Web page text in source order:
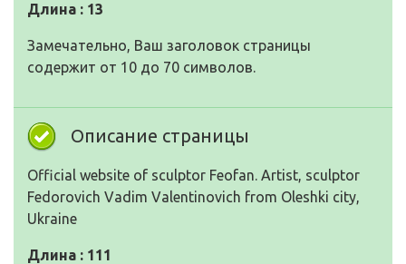
Длина : 13
Замечательно, Ваш заголовок страницы
содержит от 10 до 70 символов.
Описание страницы
Official website of sculptor Feofan. Artist, sculptor
Fedorovich Vadim Valentinovich from Oleshki city,
Ukraine
Длина : 111